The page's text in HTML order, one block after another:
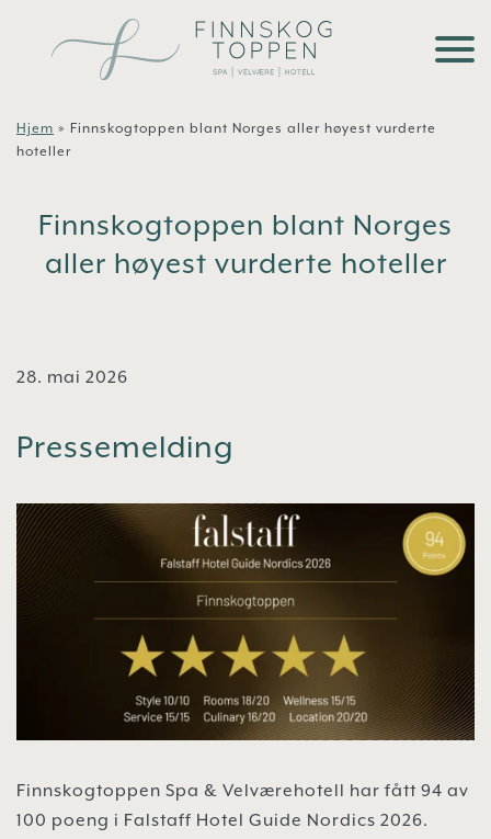
Hjem » Finnskogtoppen blant Norges aller høyest vurderte
hoteller
Finnskogtoppen blant Norges
aller høyest vurderte hoteller
28. mai 2026
Pressemelding
Finnskogtoppen Spa & Velværehotell har fått 94 av
100 poeng i Falstaff Hotel Guide Nordics 2026.